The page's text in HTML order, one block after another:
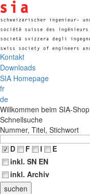
Kontakt
Downloads
SIA Homepage
fr
de
Willkommen beim SIA-Shop
Schnellsuche
Nummer, Titel, Stichwort
D
F I
E
inkl. SN EN
inkl. Archiv